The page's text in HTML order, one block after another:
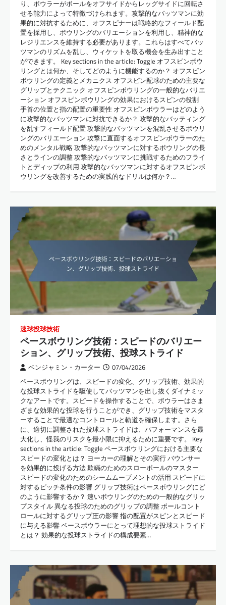
り、ボウラーがボールをオフサイドからレッグサイドに回転さ
せる能力によって特徴づけられます。攻撃的なバッツマンに効
果的に対抗するために、オフスピナーは戦略的なフィールド配
置を採用し、ボウリングのバリエーションを利用し、精神的な
レジリエンスを維持する必要があります。これらはすべてバッ
ツマンのリズムを乱し、ウィケットを取る機会を生み出すこと
ができます。 Key sections in the article: Toggle オフスピンボウ
リングとは何か、そしてどのように機能するのか？ オフスピン
ボウリングの定義とメカニクス オフスピン配球のための主要な
グリップとテクニック オフスピンボウリングの一般的なバリエ
ーション オフスピンボウリングの効果におけるスピンの役割
手首の位置と指の配置の重要性 オフスピンボウラーはどのよう
に攻撃的なバッツマンに対抗できるか？ 攻撃的なバッティング
を乱すフィールド配置 攻撃的なバッツマンを混乱させるボウリ
ングのバリエーション 攻撃に直面するオフスピンボウラーのた
めのメンタル戦略 攻撃的なバッツマンに対するボウリングの長
さとラインの調整 攻撃的なバッツマンに挑戦するためのフライ
トとディップの利用 攻撃的なバッツマンに対するオフスピンボ
ウリングを改善するための実践的なドリルは何か？…
速球投球技術
ペースボウリング技術：スピードのバリエー
ション、グリップ技術、投球ストライド
ベンジャミン・カーター 07/04/2026
ペースボウリングは、スピードの変化、グリップ技術、効果的
な投球ストライドを駆使してバッツマンを出し抜くダイナミッ
クなアートです。スピードを操作することで、ボウラーはさま
ざまな効果的な投球を行うことができ、グリップ技術をマスタ
ーすることで最適なコントロールと軌道を確保します。さら
に、適切に調整された投球ストライドは、パフォーマンスを最
大化し、怪我のリスクを最小限に抑えるために重要です。 Key
sections in the article: Toggle ペースボウリングにおける主要な
スピードの変化とは？ ヨーカーの理解とその実行 バウンサー
を効果的に投げる方法 欺瞞のためのスローボールのマスター
スピードの変化のためのシームムーブメントの活用 スピードに
対するピッチ条件の影響 グリップ技術はペースボウリングにど
のように影響するか？ 速いボウリングのための一般的なグリッ
プスタイル 異なる投球のためのグリップの調整 ボールコント
ロールに対するグリップ圧の影響 指の配置がスピンとスピード
に与える影響 ペースボウラーにとって理想的な投球ストライド
とは？ 効果的な投球ストライドの構成要素…